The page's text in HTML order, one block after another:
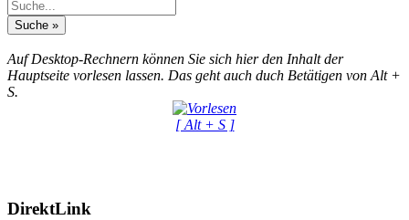
Auf Desktop-Rechnern können Sie sich hier den Inhalt der
Hauptseite vorlesen lassen. Das geht auch duch Betätigen von Alt +
S.
[ Alt + S ]
DirektLink